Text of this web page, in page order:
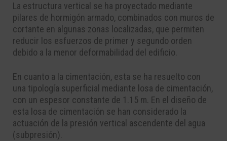
La estructura vertical se ha proyectado mediante
pilares de hormigón armado, combinados con muros de
cortante en algunas zonas localizadas, que permiten
reducir los esfuerzos de primer y segundo orden
debido a la menor deformabilidad del edificio.
En cuanto a la cimentación, esta se ha resuelto con
una tipología superficial mediante losa de cimentación,
con un espesor constante de 1.15 m. En el diseño de
esta losa de cimentación se han considerado la
actuación de la presión vertical ascendente del agua
(subpresión).